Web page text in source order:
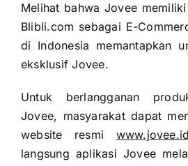
Melihat bahwa Jovee
Blibli.com sebagai E-
di Indonesia memantapkan
eksklusif Jovee.
Untuk berlangganan
Jovee, masyarakat dapat
website resmi www.jovee.id
langsung aplikasi Jovee